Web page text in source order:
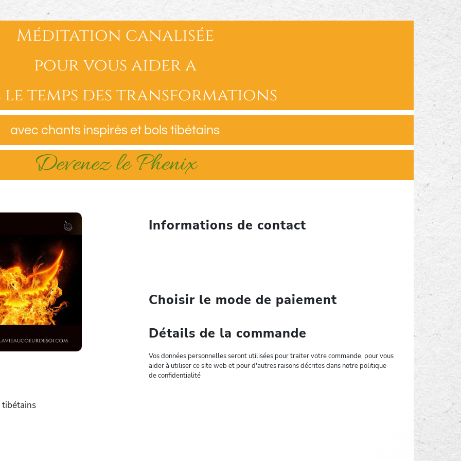
Méditation canalisée
pour vous aider a
temps des transformations
avec chants inspirés et bols tibétains
Devenez le Phenix
tibétains
Informations de contact
Choisir le mode de paiement
Détails de la commande
Vos données personnelles seront utilisées pour traiter votre commande, pour vous
aider à utiliser ce site web et pour d'autres raisons décrites dans notre politique
de confidentialité